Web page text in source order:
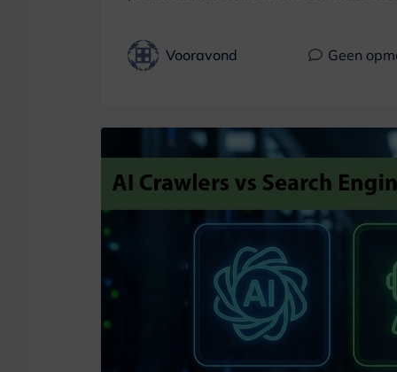
Vooravond Geen